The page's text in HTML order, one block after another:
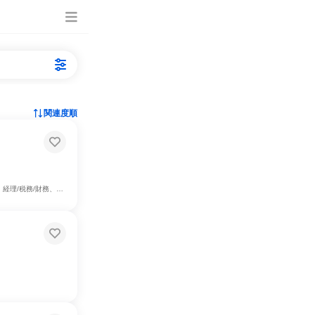
関連度順
務系職種、カスタマーサクセス